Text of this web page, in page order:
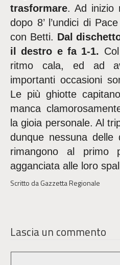
trasformare. Ad inizio
dopo 8’ l’undici di
con Betti. Dal
il destro e fa 1-1.
ritmo cala, ed ad
importanti occasioni
Le più ghiotte
manca
la gioia personale. Al
dunque nessuna
rimangono al primo
agganciata alle loro
Scritto da Gazzetta Regionale
Lascia un commento